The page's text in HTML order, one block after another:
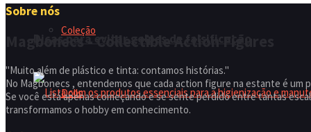
Coleção
Dolls
Dicas para evitar golpes de falsificação
Sobre nós
Magbonecs - Collectible Action Figures
"Muito além de plástico e tinta: contamos histórias."
No Magbonecs , entendemos que cada action figure na estante é um
Se você está apenas começando e se sente perdido entre tantas
transformamos o hobby em conhecimento.